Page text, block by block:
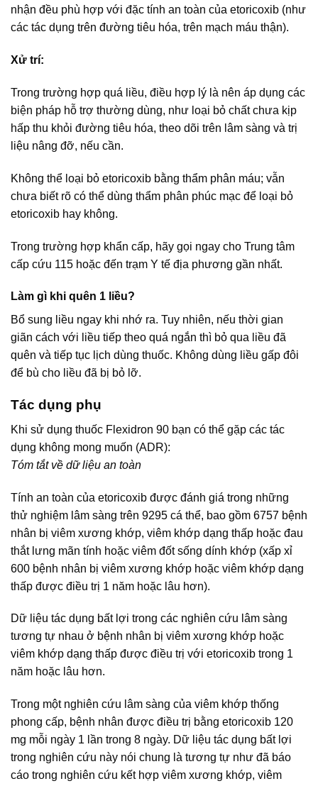
nhận đều phù hợp với đặc tính an toàn của etoricoxib (như
các tác dụng trên đường tiêu hóa, trên mạch máu thận).
Xử trí:
Trong trường hợp quá liều, điều hợp lý là nên áp dụng các
biện pháp hỗ trợ thường dùng, như loại bỏ chất chưa kịp
hấp thu khỏi đường tiêu hóa, theo dõi trên lâm sàng và trị
liệu nâng đỡ, nếu cần.
Không thể loại bỏ etoricoxib bằng thẩm phân máu; vẫn
chưa biết rõ có thể dùng thẩm phân phúc mạc để loại bỏ
etoricoxib hay không.
Trong trường hợp khẩn cấp, hãy gọi ngay cho Trung tâm
cấp cứu 115 hoặc đến trạm Y tế địa phương gần nhất.
Làm gì khi quên 1 liều?
Bổ sung liều ngay khi nhớ ra. Tuy nhiên, nếu thời gian
giãn cách với liều tiếp theo quá ngắn thì bỏ qua liều đã
quên và tiếp tục lịch dùng thuốc. Không dùng liều gấp đôi
để bù cho liều đã bị bỏ lỡ.
Tác dụng phụ
Khi sử dụng thuốc Flexidron 90 bạn có thể gặp các tác
dụng không mong muốn (ADR):
Tóm tắt về dữ liệu an toàn
Tính an toàn của etoricoxib được đánh giá trong những
thử nghiệm lâm sàng trên 9295 cá thể, bao gồm 6757 bệnh
nhân bị viêm xương khớp, viêm khớp dạng thấp hoặc đau
thắt lưng mãn tính hoặc viêm đốt sống dính khớp (xấp xỉ
600 bệnh nhân bị viêm xương khớp hoặc viêm khớp dạng
thấp được điều trị 1 năm hoặc lâu hơn).
Dữ liệu tác dụng bất lợi trong các nghiên cứu lâm sàng
tương tự nhau ở bệnh nhân bị viêm xương khớp hoặc
viêm khớp dạng thấp được điều trị với etoricoxib trong 1
năm hoặc lâu hơn.
Trong một nghiên cứu lâm sàng của viêm khớp thống
phong cấp, bệnh nhân được điều trị bằng etoricoxib 120
mg mỗi ngày 1 lần trong 8 ngày. Dữ liệu tác dụng bất lợi
trong nghiên cứu này nói chung là tương tự như đã báo
cáo trong nghiên cứu kết hợp viêm xương khớp, viêm